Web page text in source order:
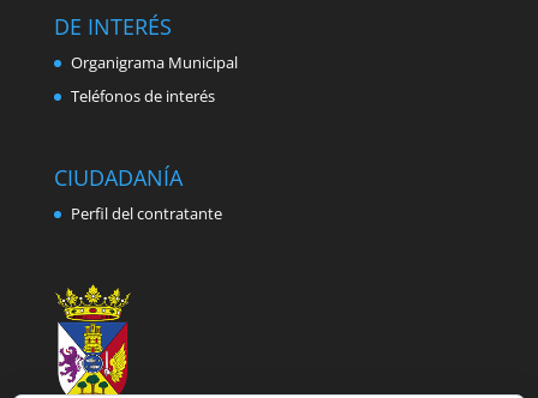
DE INTERÉS
Organigrama Municipal
Teléfonos de interés
CIUDADANÍA
Perfil del contratante